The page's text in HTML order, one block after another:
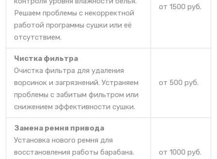
Решаем проблемы с некорректной
работой программы сушки или её
отсутствием.
от 1500 руб.
Чистка фильтра
Очистка фильтра для удаления
ворсинок и загрязнений. Устраняем
проблемы с забитым фильтром или
снижением эффективности сушки.
от 500 руб.
Замена ремня привода
Установка нового ремня для
восстановления работы барабана.
от 1000 руб.